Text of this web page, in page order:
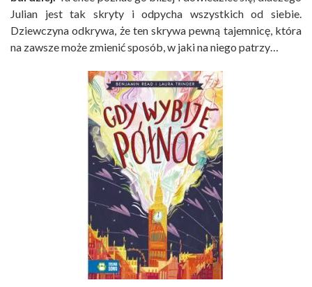
Julian jest tak skryty i odpycha wszystkich od siebie.
Dziewczyna odkrywa, że ten skrywa pewną tajemnicę, która
na zawsze może zmienić sposób, w jaki na niego patrzy…